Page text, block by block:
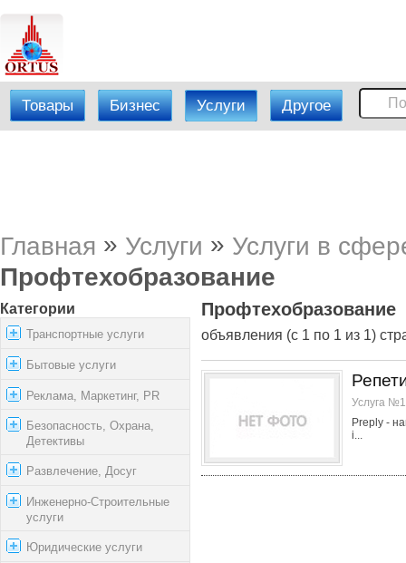
Товары Бизнес Услуги Другое
Главная » Услуги » Услуги в
Профтехобразование
Категории
Транспортные услуги
Бытовые услуги
Реклама, Маркетинг, PR
Безопасность, Охрана,
Детективы
Развлечение, Досуг
Инженерно-Строительные
услуги
Юридические услуги
Профтехобразование
объявления (с 1 по 1 из 1)
Услуга
Preply -
і...